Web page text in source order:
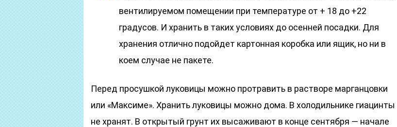
вентилируемом помещении при температуре от + 18 до +22
градусов. И хранить в таких условиях до осенней посадки. Для
хранения отлично подойдет картонная коробка или ящик, но ни в
коем случае не пакете.
Перед просушкой луковицы можно протравить в растворе марганцовки
или «Максиме». Хранить луковицы можно дома. В холодильнике гиацинты
не хранят. В открытый грунт их высаживают в конце сентября — начале